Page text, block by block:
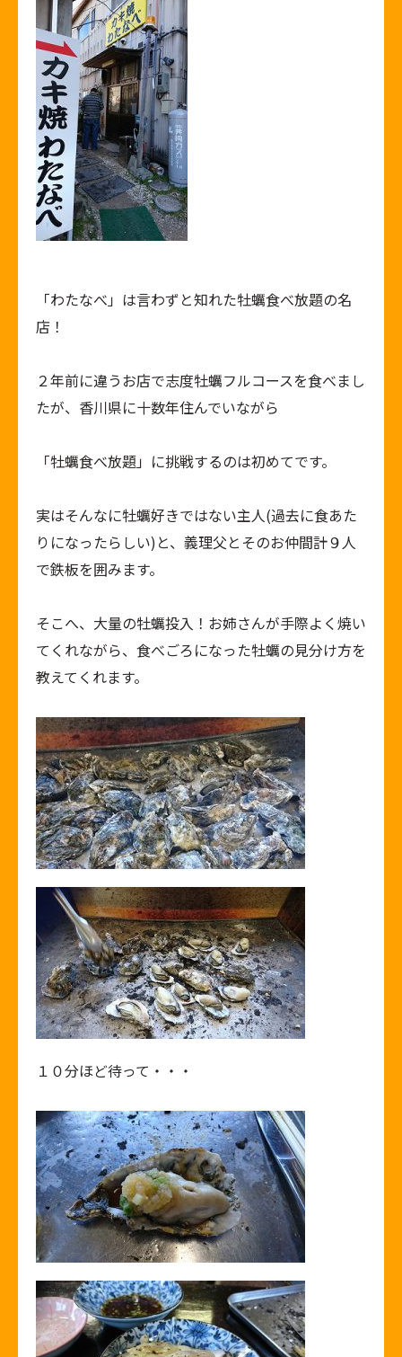
「わたなべ」は言わずと知れた牡蠣食べ放題の名
店！
２年前に違うお店で志度牡蠣フルコースを食べまし
たが、香川県に十数年住んでいながら
「牡蠣食べ放題」に挑戦するのは初めてです。
実はそんなに牡蠣好きではない主人(過去に食あた
りになったらしい)と、義理父とそのお仲間計９人
で鉄板を囲みます。
そこへ、大量の牡蠣投入！お姉さんが手際よく焼い
てくれながら、食べごろになった牡蠣の見分け方を
教えてくれます。
１０分ほど待って・・・